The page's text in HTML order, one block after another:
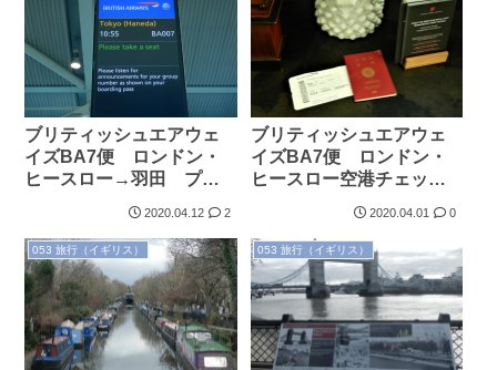
ブリティッシュエアウェ
イズBA7便 ロンドン・
ヒースロー→羽田 プレ
搭乗記（2019.12.4）
2020.04.12 2
ブリティッシュエアウェ
イズBA7便 ロンドン・
ヒースロー空港チェック
ラウンジ（2019.12.4）
2020.04.01 0
053 旅行（イギリス） 053 旅行（イギリス）